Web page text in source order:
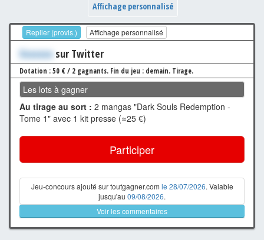
Affichage personnalisé
Replier (provis.) Affichage personnalisé
Xxxxxxx sur Twitter
Dotation : 50 € / 2 gagnants. Fin du jeu : demain. Tirage.
Les lots à gagner
Au tirage au sort : 2 mangas "Dark Souls Redemption -
Tome 1" avec 1 kit presse (≈25 €)
Participer
Jeu-concours ajouté sur toutgagner.com le 28/07/2026. Valable
jusqu'au 09/08/2026.
Voir les commentaires